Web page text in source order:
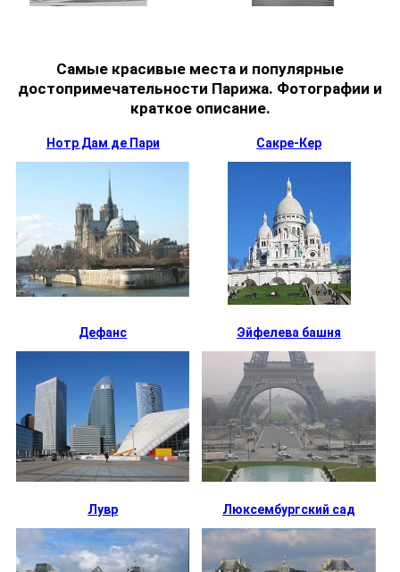
Самые красивые места и популярные
достопримечательности Парижа. Фотографии и
краткое описание.
Нотр Дам де Пари Сакре-Кер
Дефанс Эйфелева башня
Лувр Люксембургский сад